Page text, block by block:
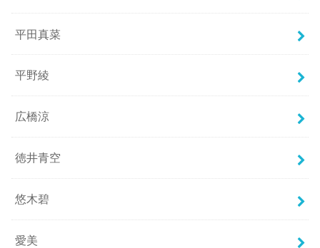
平田真菜
平野綾
広橋涼
徳井青空
悠木碧
愛美